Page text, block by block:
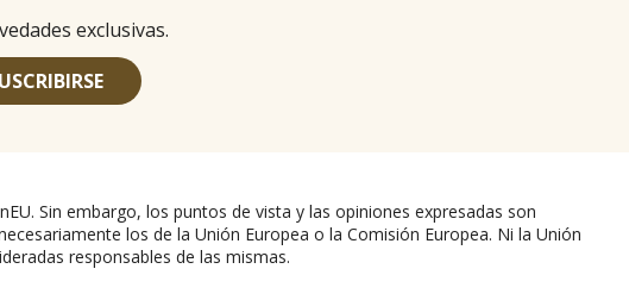
exclusivas.
Sin embargo, los puntos de vista y las opiniones expresadas son
los de la Unión Europea o la Comisión Europea. Ni la Unión
responsables de las mismas.